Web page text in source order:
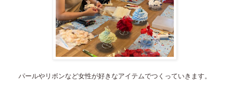
パールやリボンなど女性が好きなアイテムでつくっていきます。